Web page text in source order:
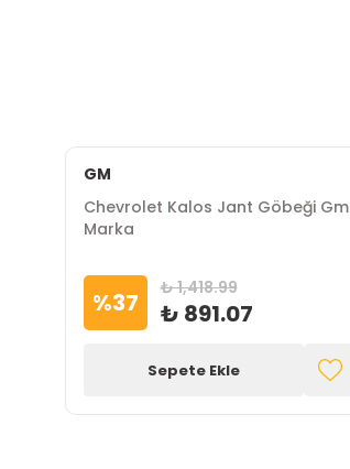
GM
Chevrolet Kalos Jant Göbeği Gm
Marka
%37 ₺ 1,418.99
₺ 891.07
Sepete Ekle